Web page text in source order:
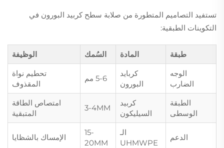
تستفيد التصاميم المتطورة من صلابة سطح كربيد البورون في
التكوينات الطبقية:
طبقة المادة السُمك
الوظيفة
الوجه
الضارب
كربايد
البورون
5-6 مم
تحطيم نواة
المقذوف
الطبقة
الوسطى
كربيد
السيليكون
3-4MM
امتصاص الطاقة
المتبقية
الدعم
الـ
UHMWPE
15-
20MM
الإمساك بالشظايا